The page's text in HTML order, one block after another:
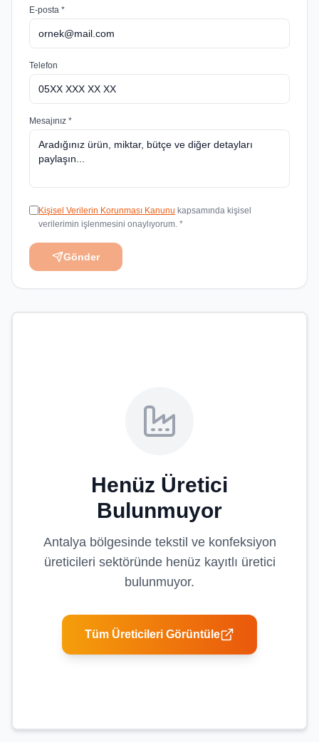
E-posta *
Telefon
Mesajınız *
Kişisel Verilerin Korunması Kanunu kapsamında kişisel
verilerimin işlenmesini onaylıyorum. *
Gönder
Henüz Üretici
Bulunmuyor
Antalyabölgesinde tekstil ve konfeksiyon
üreticileri sektöründe henüz kayıtlı üretici
bulunmuyor.
Tüm Üreticileri Görüntüle